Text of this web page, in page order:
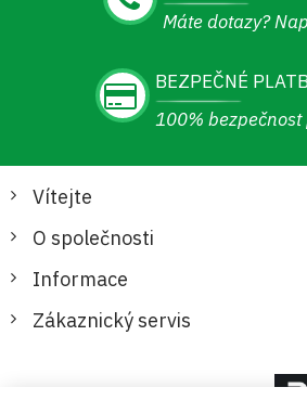
Máte dotazy?
BEZPEČNÉ
100%
Vítejte
O společnosti
Informace
Zákaznický servis